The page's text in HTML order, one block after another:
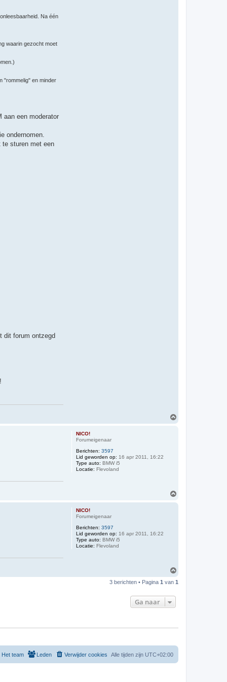
Na één
waarin gezocht moet
"rommelig" en minder
aan een moderator
ondernomen.
te sturen met een
dit forum ontzegd
NICO!
Forumeigenaar
Berichten: 3597
Lid geworden op: 16 apr 2011, 16:22
Type auto: BMW i5
Locatie: Flevoland
NICO!
Forumeigenaar
Berichten: 3597
Lid geworden op: 16 apr 2011, 16:22
Type auto: BMW i5
Locatie: Flevoland
h
3 berichten • Pagina 1 van 1
Ga naar
Alle tijden zijn UTC+02:00
Verwijder cookies
Leden
Het team